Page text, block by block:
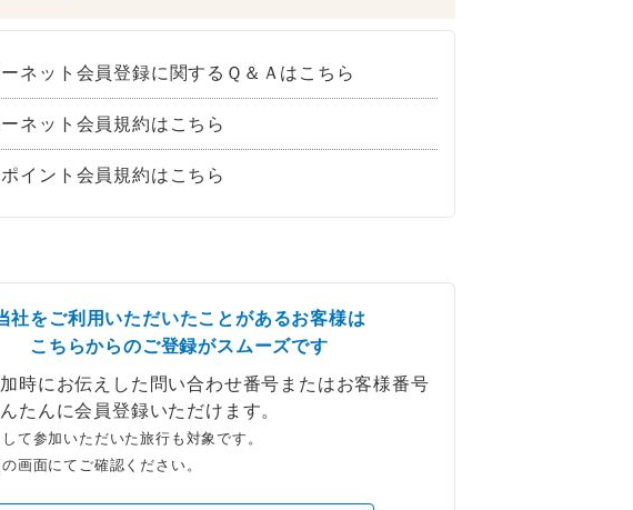
ネット会員登録に関するＱ＆Ａはこちら
ネット会員規約はこちら
イント会員規約はこちら
社をご利用いただいたことがあるお客様は
こちらからのご登録がスムーズです
時にお伝えした問い合わせ番号またはお客様番号
たんに会員登録いただけます。
て参加いただいた旅行も対象です。
画面にてご確認ください。